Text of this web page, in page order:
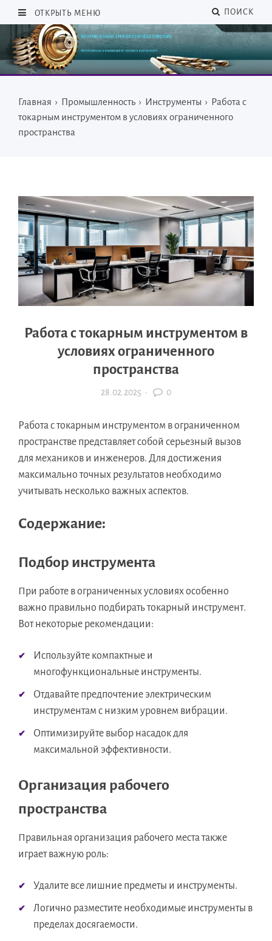
ОТКРЫТЬ МЕНЮ ПОИСК
Главная › Промышленность › Инструменты › Работа с
токарным инструментом в условиях ограниченного
пространства
Работа с токарным инструментом в
условиях ограниченного
пространства
28.02.2025 · 0
Работа с токарным инструментом в ограниченном
пространстве представляет собой серьезный вызов
для механиков и инженеров. Для достижения
максимально точных результатов необходимо
учитывать несколько важных аспектов.
Содержание:
Подбор инструмента
При работе в ограниченных условиях особенно
важно правильно подбирать токарный инструмент.
Вот некоторые рекомендации:
Используйте компактные и
многофункциональные инструменты.
Отдавайте предпочтение электрическим
инструментам с низким уровнем вибрации.
Оптимизируйте выбор насадок для
максимальной эффективности.
Организация рабочего
пространства
Правильная организация рабочего места также
играет важную роль:
Удалите все лишние предметы и инструменты.
Логично разместите необходимые инструменты в
пределах досягаемости.